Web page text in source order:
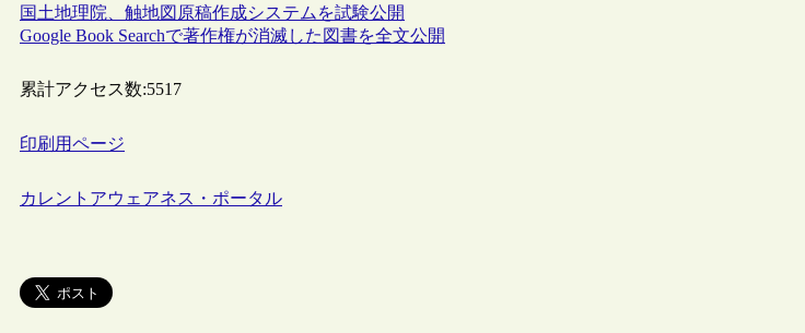
国土地理院、触地図原稿作成システムを試験公開
Google Book Searchで著作権が消滅した図書を全文公開
累計アクセス数:5517
印刷用ページ
カレントアウェアネス・ポータル